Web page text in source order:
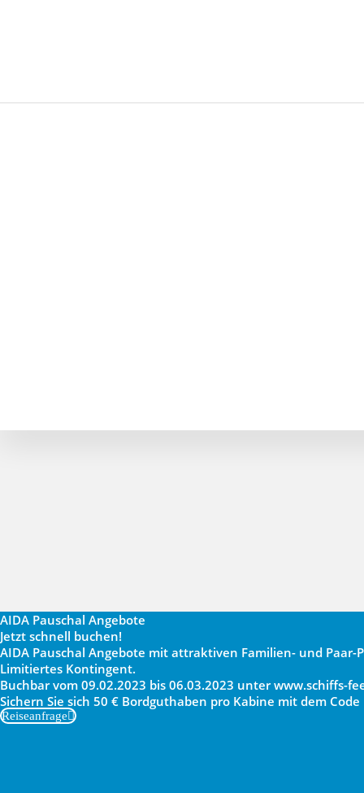
AIDA Pauschal Angebote
Jetzt schnell buchen!
AIDA Pauschal Angebote mit attraktiven Familien- und
Limitiertes Kontingent.
Buchbar vom 09.02.2023 bis 06.03.2023 unter www.schiffs-
Sichern Sie sich 50 € Bordguthaben pro Kabine mit dem Code
Reiseanfrage